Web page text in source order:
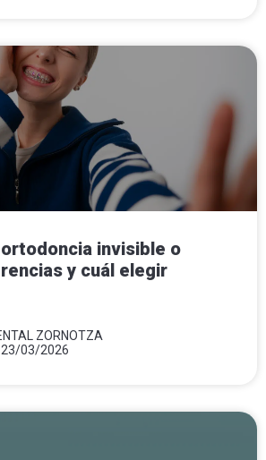
invisible o
y cuál elegir
ZORNOTZA
23/03/2026